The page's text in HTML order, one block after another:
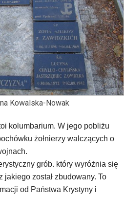
Kowalska-Nowak
kolumbarium. W jego pobliżu
żołnierzy walczących o
grób. który wyróżnia się
jakiego został zbudowany. To
od Państwa Krystyny i